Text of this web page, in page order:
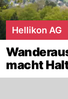
Hellikon AG
macht